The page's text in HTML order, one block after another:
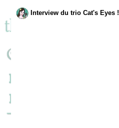
Interview du trio Cat's Eyes !